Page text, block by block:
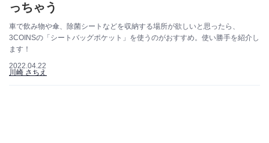
っちゃう
車で飲み物や傘、除菌シートなどを収納する場所が欲しいと思ったら、
3COINSの「シートバッグポケット」を使うのがおすすめ。使い勝手を紹介し
ます！
2022.04.22
川崎 さちえ